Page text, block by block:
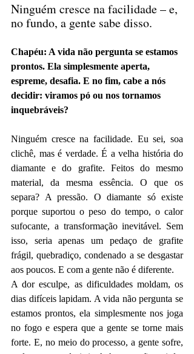
Ninguém cresce na facilidade – e,
no fundo, a gente sabe disso.
Chapéu: A vida não pergunta se estamos
prontos. Ela simplesmente aperta,
espreme, desafia. E no fim, cabe a nós
decidir: viramos pó ou nos tornamos
inquebráveis?
Ninguém cresce na facilidade. Eu sei, soa
clichê, mas é verdade. É a velha história do
diamante e do grafite. Feitos do mesmo
material, da mesma essência. O que os
separa? A pressão. O diamante só existe
porque suportou o peso do tempo, o calor
sufocante, a transformação inevitável. Sem
isso, seria apenas um pedaço de grafite
frágil, quebradiço, condenado a se desgastar
aos poucos. E com a gente não é diferente.
A dor esculpe, as dificuldades moldam, os
dias difíceis lapidam. A vida não pergunta se
estamos prontos, ela simplesmente nos joga
no fogo e espera que a gente se torne mais
forte. E, no meio do processo, a gente sofre,